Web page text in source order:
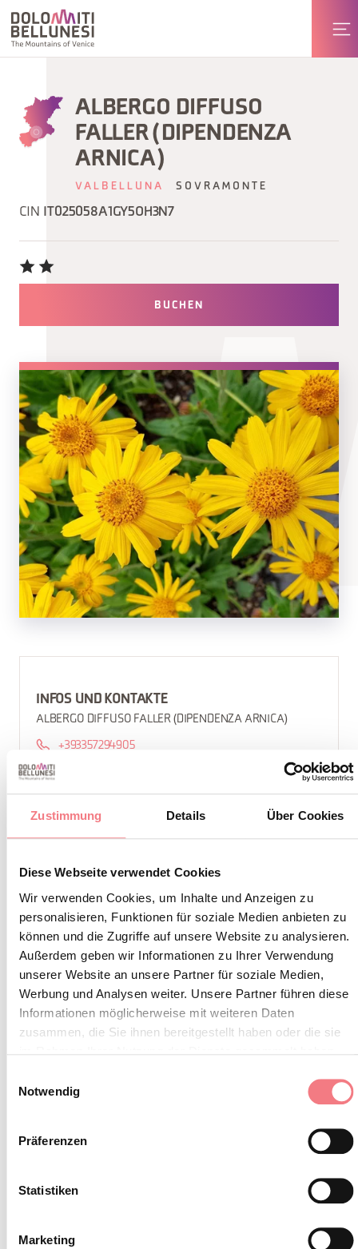
Zustimmung Details Über Cookies
Diese Webseite verwendet Cookies
Wir verwenden Cookies, um Inhalte und Anzeigen zu
personalisieren, Funktionen für soziale Medien anbieten zu
können und die Zugriffe auf unsere Website zu analysieren.
Außerdem geben wir Informationen zu Ihrer Verwendung
unserer Website an unsere Partner für soziale Medien,
Werbung und Analysen weiter. Unsere Partner führen diese
Informationen möglicherweise mit weiteren Daten
zusammen, die Sie ihnen bereitgestellt haben oder die sie
Notwendig
Präferenzen
Statistiken
Marketing
ALBERGO DIFFUSO
FALLER (DIPENDENZA
ARNICA)
VALBELLUNA SOVRAMONTE
CIN IT025058A1GY5OH3N7
BUCHEN
INFOS UND KONTAKTE
ALBERGO DIFFUSO FALLER (DIPENDENZA ARNICA)
+393357294905
INFORMATIONEN ANFORDERN